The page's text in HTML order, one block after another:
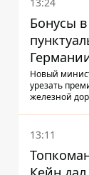
Бонусы
Новый
урезать
железной
13:11